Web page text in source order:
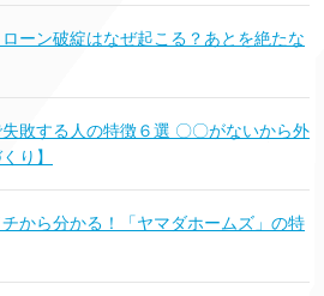
ローン破綻はなぜ起こる？あとを絶たな
失敗する人の特徴６選 〇〇がないから外
り】
チから分かる！「ヤマダホームズ」の特